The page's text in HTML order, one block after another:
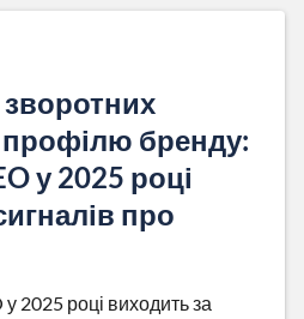
бренду:
у 2025 році
про
2025 році виходить за